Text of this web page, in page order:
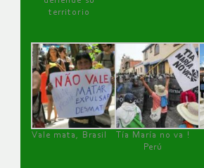
territorio
Vale mata, Brasil
Tía María no va !
Perú